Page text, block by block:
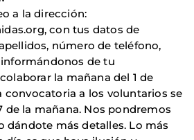
a la dirección:
con tus datos de
número de teléfono,
de tu
la mañana del 1 de
convocatoria a los voluntarios se
de la mañana. Nos pondremos
más detalles. Lo más